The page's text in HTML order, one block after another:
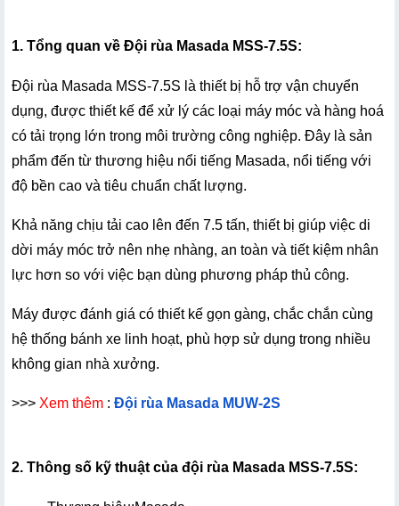
1. Tổng quan về Đội rùa Masada MSS-7.5S:
Đội rùa Masada MSS-7.5S là thiết bị hỗ trợ vận chuyển
dụng, được thiết kế để xử lý các loại máy móc và hàng hoá
có tải trọng lớn trong môi trường công nghiệp. Đây là sản
phẩm đến từ thương hiệu nổi tiếng Masada, nổi tiếng với
độ bền cao và tiêu chuẩn chất lượng.
Khả năng chịu tải cao lên đến 7.5 tấn, thiết bị giúp việc di
dời máy móc trở nên nhẹ nhàng, an toàn và tiết kiệm nhân
lực hơn so với việc bạn dùng phương pháp thủ công.
Máy được đánh giá có thiết kế gọn gàng, chắc chắn cùng
hệ thống bánh xe linh hoạt, phù hợp sử dụng trong nhiều
không gian nhà xưởng.
>>> Xem thêm : Đội rùa Masada MUW-2S
2. Thông số kỹ thuật của đội rùa Masada MSS-7.5S: